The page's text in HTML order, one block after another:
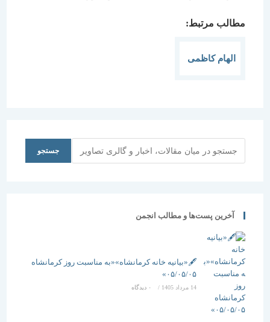
مطالب مرتبط:
الهام کاظمی
جستجو
آخرین پست‌ها و مطالب انجمن
🖋️«بیانیه خانه کرمانشاه»«به مناسبت روز کرمانشاه
۰۵/۰۵/۰۵»
/ ۰ دیدگاه